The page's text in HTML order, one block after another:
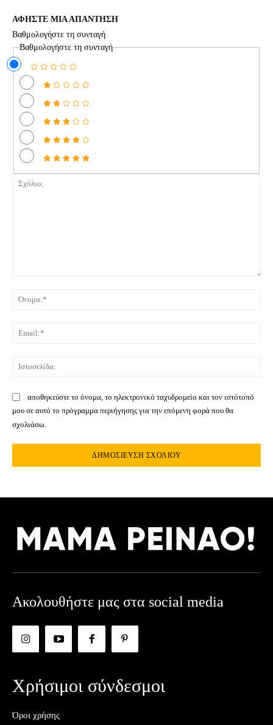
ΑΦΗΣΤΕ ΜΙΑ ΑΠΑΝΤΗΣΗ
Βαθμολογήστε τη συνταγή
Βαθμολογήστε τη συνταγή
αποθηκεύστε το όνομα, το ηλεκτρονικό ταχυδρομείο και τον ιστότοπό
μου σε αυτό το πρόγραμμα περιήγησης για την επόμενη φορά που θα
σχολιάσω.
Ακολουθήστε μας στα social media
Χρήσιμοι σύνδεσμοι
Όροι χρήσης